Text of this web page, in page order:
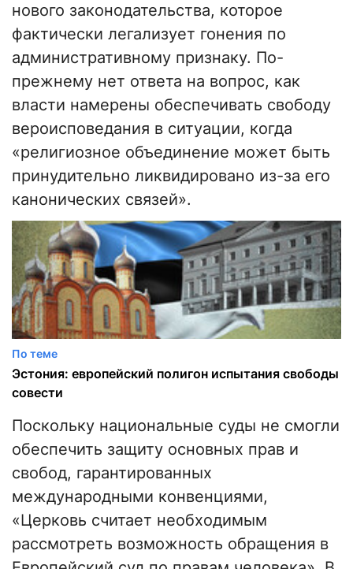
нового законодательства, которое
фактически легализует гонения по
административному признаку. По-
прежнему нет ответа на вопрос, как
власти намерены обеспечивать свободу
вероисповедания в ситуации, когда
«религиозное объединение может быть
принудительно ликвидировано из-за его
канонических связей».
По теме
Эстония: европейский полигон испытания свободы
совести
Поскольку национальные суды не смогли
обеспечить защиту основных прав и
свобод, гарантированных
международными конвенциями,
«Церковь считает необходимым
рассмотреть возможность обращения в